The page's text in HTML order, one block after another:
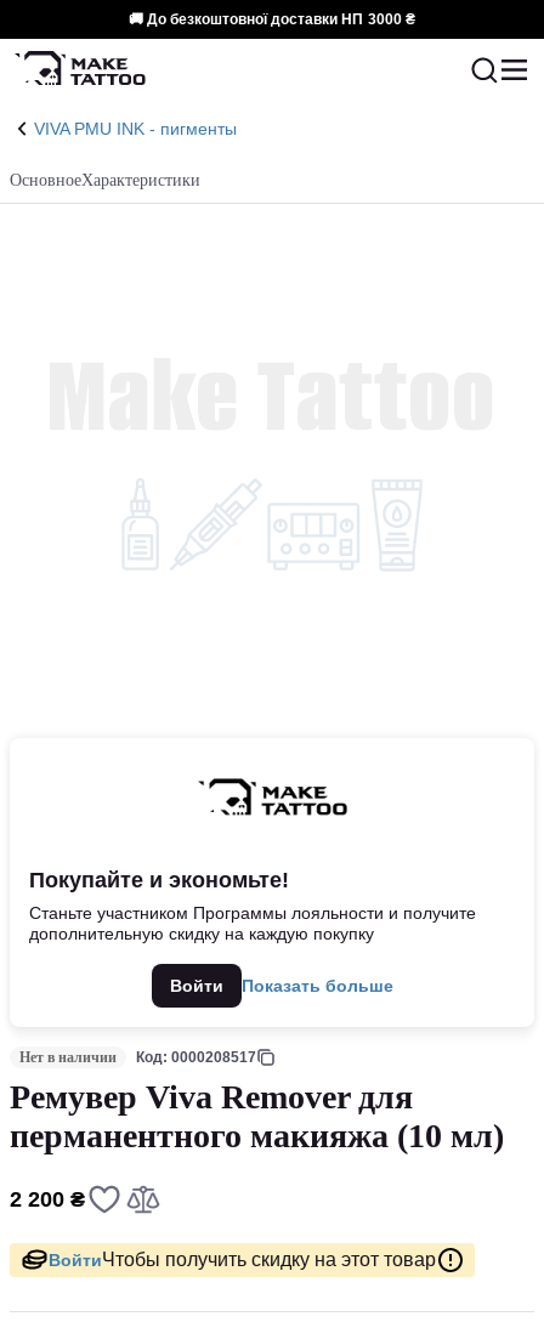
🚚 До безкоштовної доставки НП 3000 ₴
VIVA PMU INK - пигменты
ОсновноеХарактеристики
Покупайте и экономьте!
Станьте участником Программы лояльности и получите
дополнительную скидку на каждую покупку
Войти Показать больше
Нет в наличии Код: 0000208517
Ремувер Viva Remover для
перманентного макияжа (10 мл)
2 200 ₴
ВойтиЧтобы получить скидку на этот товар